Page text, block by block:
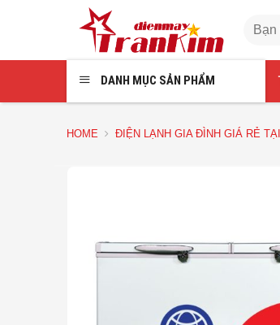
dung
DANH MỤC SẢN PHẨM
HOME ĐIỆN LẠNH GIA ĐÌNH GIÁ RẺ